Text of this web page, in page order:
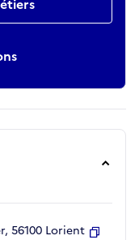
56100 Lorient